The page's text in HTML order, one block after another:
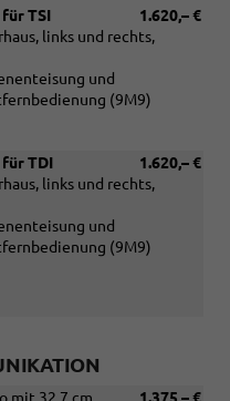
"Pure
Diamond"
Interieur
Soul/Soul-
Verbindung
[ZWL]
Standheizung,
Frontscheibe)
1.620,– €
TSI
links und rechts,
und
(9M9)
1.620,– €
für TDI
links und rechts,
und
(9M9)